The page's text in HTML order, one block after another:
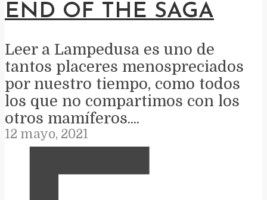
END OF THE SAGA
Leer a Lampedusa es uno de
tantos placeres menospreciados
por nuestro tiempo, como todos
los que no compartimos con los
otros mamíferos....
12 mayo, 2021